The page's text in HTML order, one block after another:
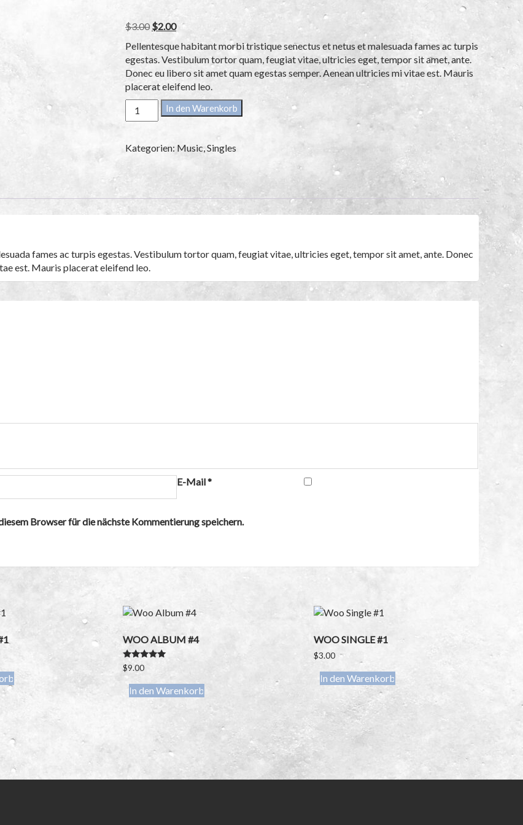
von 5,
auf
Kundenbe
wertungen
$3.00 Original
was:
$3.00.
$2.00Current
price
is:
$2.00.
Pellentesque habitant morbi tristique senectus et netus et malesuada fames ac turpis
egestas. Vestibulum tortor quam, feugiat vitae, ultricies eget, tempor sit amet, ante.
Donec eu libero sit amet quam egestas semper. Aenean ultricies mi vitae est. Mauris
placerat eleifend leo.
Woo
Single
Menge
In den Warenkorb
Kategorien: Music,Singles
fames ac turpis egestas. Vestibulum tortor quam, feugiat vitae, ultricies eget, tempor sit amet, ante. Donec
est. Mauris placerat eleifend leo.
E-Mail*
Browser für die nächste Kommentierung speichern.
WOO ALBUM #4
Bewertet
mit
von 5
$9.00
In den Warenkorb
WOO SINGLE #1
$3.00
In den Warenkorb